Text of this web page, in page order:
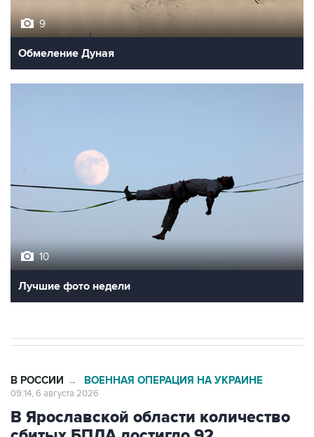
9
Обмеление Дуная
10
Лучшие фото недели
В РОССИИ → ВОЕННАЯ ОПЕРАЦИЯ НА УКРАИНЕ
09:14, 6 августа 2026
В Ярославской области количество